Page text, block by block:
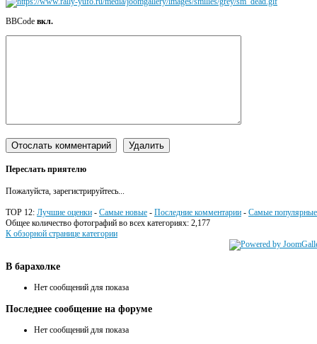
BBCode вкл.
Переслать приятелю
Пожалуйста, зарегистрируйтесь...
TOP 12: Лучшие оценки - Самые новые - Последние комментарии - Самые популярные
Общее количество фотографий во всех категориях: 2,177
К обзорной странице категории
В барахолке
Нет сообщений для показа
Последнее сообщение на форуме
Нет сообщений для показа